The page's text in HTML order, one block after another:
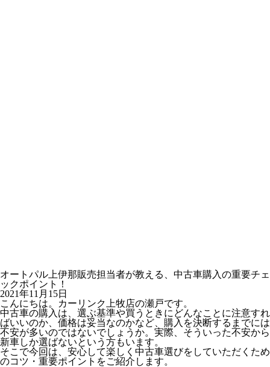
オートパル上伊那販売担当者が教える、中古車購入の重要チェ
ックポイント！
2021年11月15日
こんにちは。カーリンク上牧店の瀬戸です。
中古車の購入は、選ぶ基準や買うときにどんなことに注意すれ
ばいいのか、価格は妥当なのかなど、購入を決断するまでには
不安が多いのではないでしょうか。実際、そういった不安から
新車しか選ばないという方もいます。
そこで今回は、安心して楽しく中古車選びをしていただくため
のコツ・重要ポイントをご紹介します。